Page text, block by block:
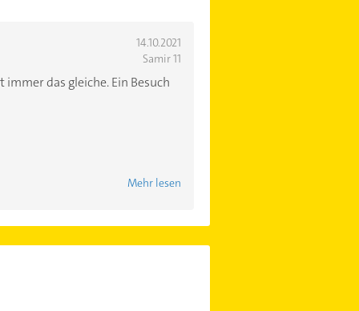
14.10.2021
Samir 11
das gleiche. Ein Besuch
Mehr lesen